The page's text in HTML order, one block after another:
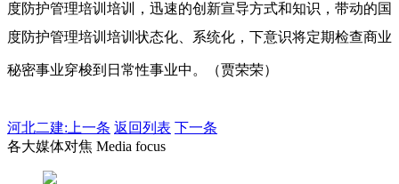
度防护管理培训培训，迅速的创新宣导方式和知识，带动的国
度防护管理培训培训状态化、系统化，下意识将定期检查商业
秘密事业穿梭到日常性事业中。（贾荣荣）
河北二建: 上一条 返回列表 下一条
各大媒体对焦 Media focus